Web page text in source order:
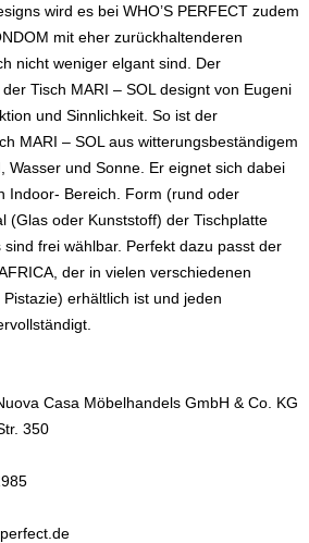
wird es bei WHO’S PERFECT zudem
mit eher zurückhaltenderen
nicht weniger elgant sind. Der
Tisch MARI – SOL designt von Eugeni
und Sinnlichkeit. So ist der
MARI – SOL aus witterungsbeständigem
Wasser und Sonne. Er eignet sich dabei
Indoor- Bereich. Form (rund oder
(Glas oder Kunststoff) der Tischplatte
frei wählbar. Perfekt dazu passt der
der in vielen verschiedenen
erhältlich ist und jeden
Casa Möbelhandels GmbH & Co. KG
350